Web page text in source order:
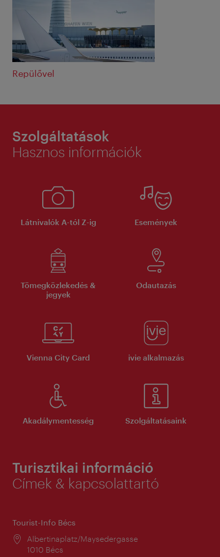
Repülővel
Szolgáltatások
Hasznos információk
Látnivalók A-tól Z-ig Események
Tömegközlekedés &
jegyek
Odautazás
Vienna City Card ivie alkalmazás
Akadálymentesség Szolgáltatásaink
Turisztikai információ
Címek & kapcsolattartó
Tourist-Info Bécs
Helyszín:
Albertinaplatz/Maysedergasse
1010 Bécs